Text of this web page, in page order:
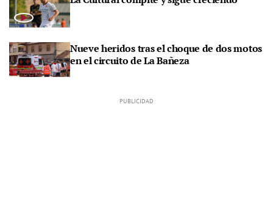
Nueve heridos tras el choque de dos motos
en el circuito de La Bañeza